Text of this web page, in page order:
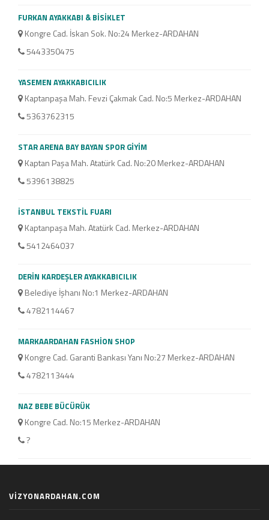
FURKAN AYAKKABI & BİSİKLET
Kongre Cad. İskan Sok. No:24 Merkez-ARDAHAN
5443350475
YASEMEN AYAKKABICILIK
Kaptanpaşa Mah. Fevzi Çakmak Cad. No:5 Merkez-ARDAHAN
5363762315
STAR ARENA BAY BAYAN SPOR GİYİM
Kaptan Paşa Mah. Atatürk Cad. No:20 Merkez-ARDAHAN
5396138825
İSTANBUL TEKSTİL FUARI
Kaptanpaşa Mah. Atatürk Cad. Merkez-ARDAHAN
5412464037
DERİN KARDEŞLER AYAKKABICILIK
Belediye İşhanı No:1 Merkez-ARDAHAN
4782114467
MARKAARDAHAN FASHİON SHOP
Kongre Cad. Garanti Bankası Yanı No:27 Merkez-ARDAHAN
4782113444
NAZ BEBE BÜCÜRÜK
Kongre Cad. No:15 Merkez-ARDAHAN
?
VİZYONARDAHAN.COM